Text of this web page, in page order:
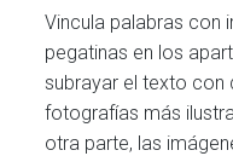
Vincula palabras con
pegatinas en los
subrayar el texto
fotografías más
otra parte, las